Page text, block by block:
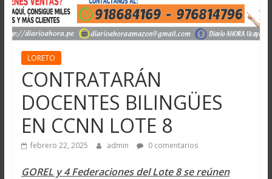
LORETO
CONTRATARÁN
DOCENTES BILINGÜES
EN CCNN LOTE 8
febrero 22, 2025 admin 0 comentarios
GOREL y 4 Federaciones del Lote 8 se reúnen